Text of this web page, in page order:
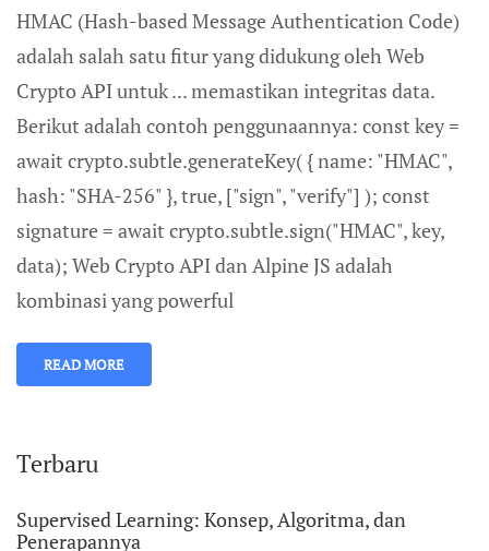
HMAC (Hash-based Message Authentication Code)
adalah salah satu fitur yang didukung oleh Web
Crypto API untuk ... memastikan integritas data.
Berikut adalah contoh penggunaannya: const key =
await crypto.subtle.generateKey( { name: "HMAC",
hash: "SHA-256" }, true, ["sign", "verify"] ); const
signature = await crypto.subtle.sign("HMAC", key,
data); Web Crypto API dan Alpine JS adalah
kombinasi yang powerful
READ MORE
Terbaru
Supervised Learning: Konsep, Algoritma, dan
Penerapannya